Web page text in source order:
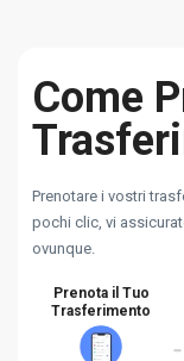
Come
Prenotare i vostri
pochi clic, vi
ovunque.
Prenota il Tuo
Trasferimento